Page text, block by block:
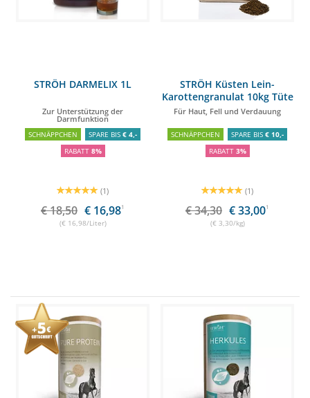
STRÖH DARMELIX 1L
Zur Unterstützung der
Darmfunktion
SCHNÄPPCHEN SPARE BIS € 4,-
RABATT 8%
(1)
€ 18,50 € 16,981
(€ 16,98/Liter)
STRÖH Küsten Lein-
Karottengranulat 10kg Tüte
Für Haut, Fell und Verdauung
SCHNÄPPCHEN SPARE BIS € 10,-
RABATT 3%
(1)
€ 34,30 € 33,001
(€ 3,30/kg)